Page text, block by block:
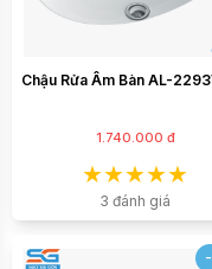
Chậu Rửa Âm Bàn AL-
1.740.000 đ
3 đánh giá